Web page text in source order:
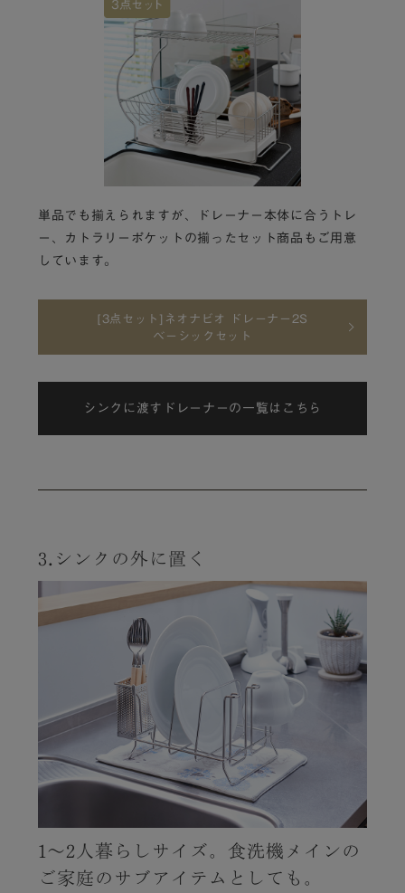
単品でも揃えられますが、ドレーナー本体に合うトレ
ー、カトラリーポケットの揃ったセット商品もご用意
しています。
[3点セット]ネオナビオ ドレーナー2S
ベーシックセット
シンクに渡すドレーナーの一覧はこちら
3.シンクの外に置く
1～2人暮らしサイズ。食洗機メインの
ご家庭のサブアイテムとしても。